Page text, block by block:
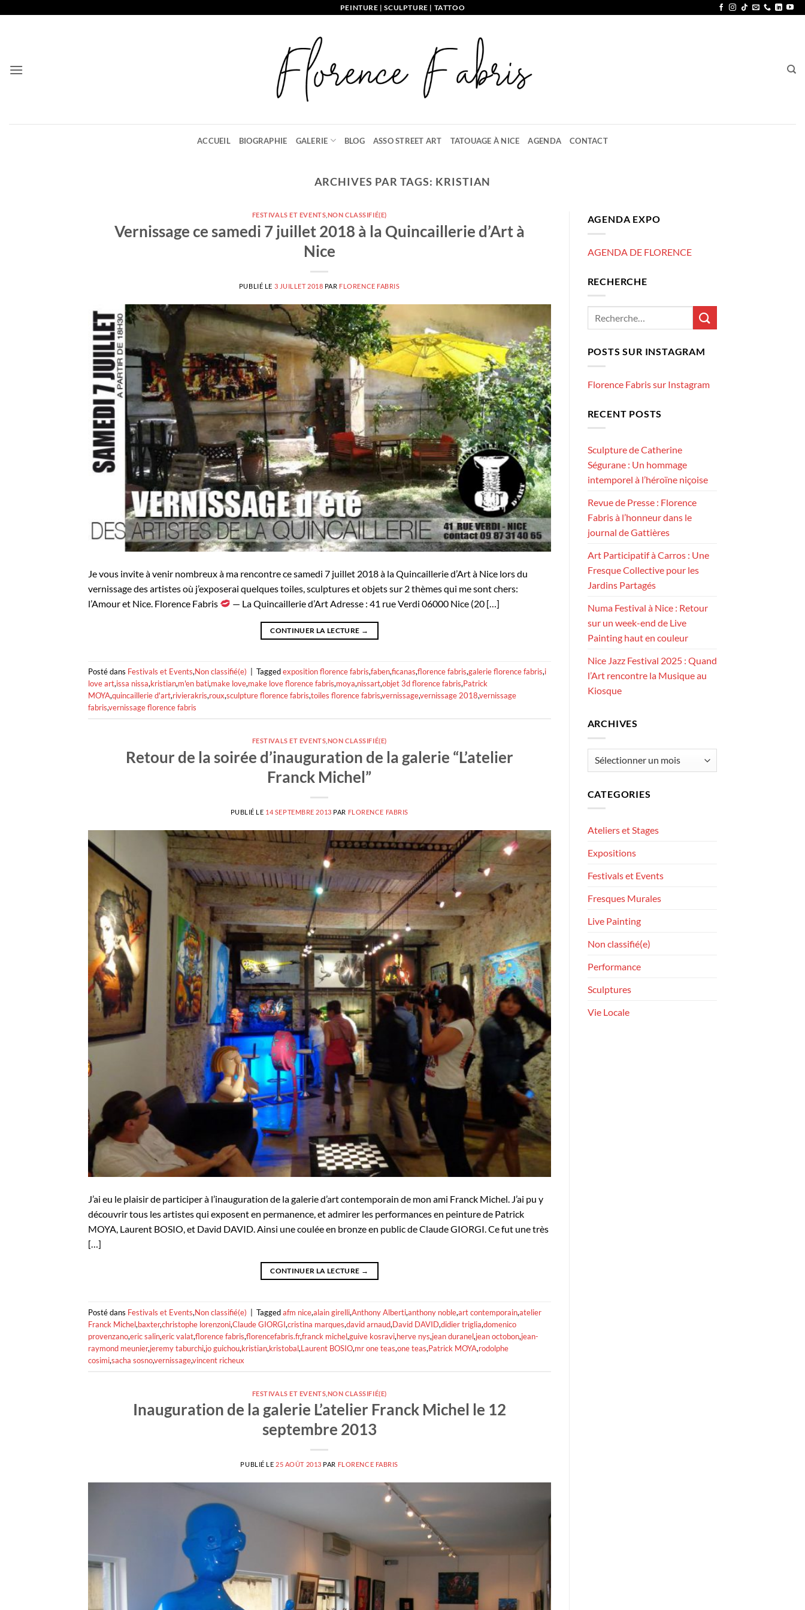
PEINTURE | SCULPTURE | TATTOO
ACCUEIL BIOGRAPHIE GALERIE BLOG ASSO STREET ART TATOUAGE À NICE AGENDA CONTACT
ARCHIVES PAR TAGS: KRISTIAN
FESTIVALS ET EVENTS NON CLASSIFIÉ(E)
Vernissage ce samedi 7 juillet 2018 à la Quincaillerie d’Art à
Nice
PUBLIÉ LE 3 JUILLET 2018 PAR FLORENCE FABRIS
Je vous invite à venir nombreux à ma rencontre ce samedi 7 juillet 2018 à la Quincaillerie d’Art à Nice lors du
vernissage des artistes où j’exposerai quelques toiles, sculptures et objets sur 2 thèmes qui me sont chers:
l’Amour et Nice. Florence Fabris
— La Quincaillerie d’Art Adresse : 41 rue Verdi 06000 Nice (20 […]
CONTINUER LA LECTURE →
Posté dans Festivals et Events,Non classifié(e) Taggedexposition florence fabris,faben,ficanas,florence fabris,galerie florence fabris,i
love art,issa nissa,kristian,m'en bati,make love,make love florence fabris,moya,nissart,objet 3d florence fabris,Patrick
MOYA,quincaillerie d'art,rivierakris,roux,sculpture florence fabris,toiles florence fabris,vernissage,vernissage 2018,vernissage
fabris,vernissage florence fabris
FESTIVALS ET EVENTS NON CLASSIFIÉ(E)
Retour de la soirée d’inauguration de la galerie “L’atelier
Franck Michel”
PUBLIÉ LE 14 SEPTEMBRE 2013 PAR FLORENCE FABRIS
J’ai eu le plaisir de participer à l’inauguration de la galerie d’art contemporain de mon ami Franck Michel. J’ai pu y
découvrir tous les artistes qui exposent en permanence, et admirer les performances en peinture de Patrick
MOYA, Laurent BOSIO, et David DAVID. Ainsi une coulée en bronze en public de Claude GIORGI. Ce fut une très
[…]
CONTINUER LA LECTURE →
Posté dans Festivals et Events,Non classifié(e) Taggedafm nice,alain girelli,Anthony Alberti,anthony noble,art contemporain,atelier
Franck Michel,baxter,christophe lorenzoni,Claude GIORGI,cristina marques,david arnaud,David DAVID,didier triglia,domenico
provenzano,eric salin,eric valat,florence fabris,florencefabris.fr,franck michel,guive kosravi,herve nys,jean duranel,jean octobon,jean-
raymond meunier,jeremy taburchi,jo guichou,kristian,kristobal,Laurent BOSIO,mr one teas,one teas,Patrick MOYA,rodolphe
cosimi,sacha sosno,vernissage,vincent richeux
FESTIVALS ET EVENTS NON CLASSIFIÉ(E)
Inauguration de la galerie L’atelier Franck Michel le 12
septembre 2013
PUBLIÉ LE 25 AOÛT 2013 PAR FLORENCE FABRIS
AGENDA EXPO
AGENDA DE FLORENCE
RECHERCHE
POSTS SUR INSTAGRAM
Florence Fabris sur Instagram
RECENT POSTS
Sculpture de Catherine
Ségurane : Un hommage
intemporel à l’héroïne niçoise
Revue de Presse : Florence
Fabris à l’honneur dans le
journal de Gattières
Art Participatif à Carros : Une
Fresque Collective pour les
Jardins Partagés
Numa Festival à Nice : Retour
sur un week-end de Live
Painting haut en couleur
Nice Jazz Festival 2025 : Quand
l’Art rencontre la Musique au
Kiosque
ARCHIVES
Archives
CATEGORIES
Ateliers et Stages
Expositions
Festivals et Events
Fresques Murales
Live Painting
Non classifié(e)
Performance
Sculptures
Vie Locale